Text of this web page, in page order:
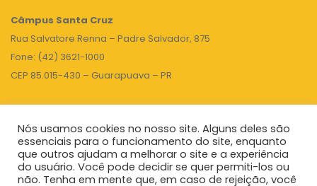
Câmpus Santa Cruz
Rua Salvatore Renna – Padre Salvador, 875
Fone: (42) 3621-1000
CEP 85.015-430 – Guarapuava – PR
TOPO
Unicentro |Governo do Paraná|Seti| Agenda do Reitor
Nós usamos cookies no nosso site. Alguns deles são
essenciais para o funcionamento do site, enquanto
que outros ajudam a melhorar o site e a experiência
do usuário. Você pode decidir se quer permiti-los ou
não. Tenha em mente que, em caso de rejeição, você